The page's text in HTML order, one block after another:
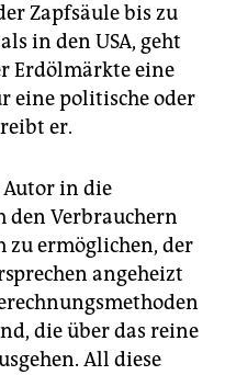
Zapfsäule bis zu
in den USA, geht
Erdölmärkte eine
eine politische oder
er.
in die
den Verbrauchern
zu ermöglichen, der
angeheizt
die über das reine
All diese